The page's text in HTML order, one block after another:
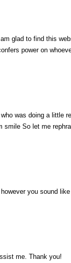
glad to find this
power on
was doing a little
smile So let me
you sound
me. Thank you!